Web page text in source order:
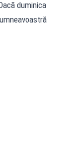
duminica